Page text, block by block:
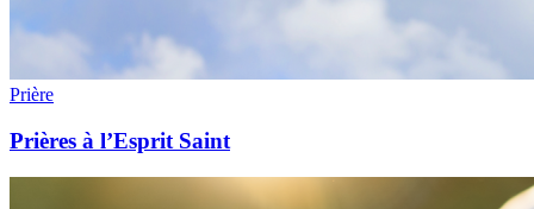
Prière
Prières à l’Esprit Saint